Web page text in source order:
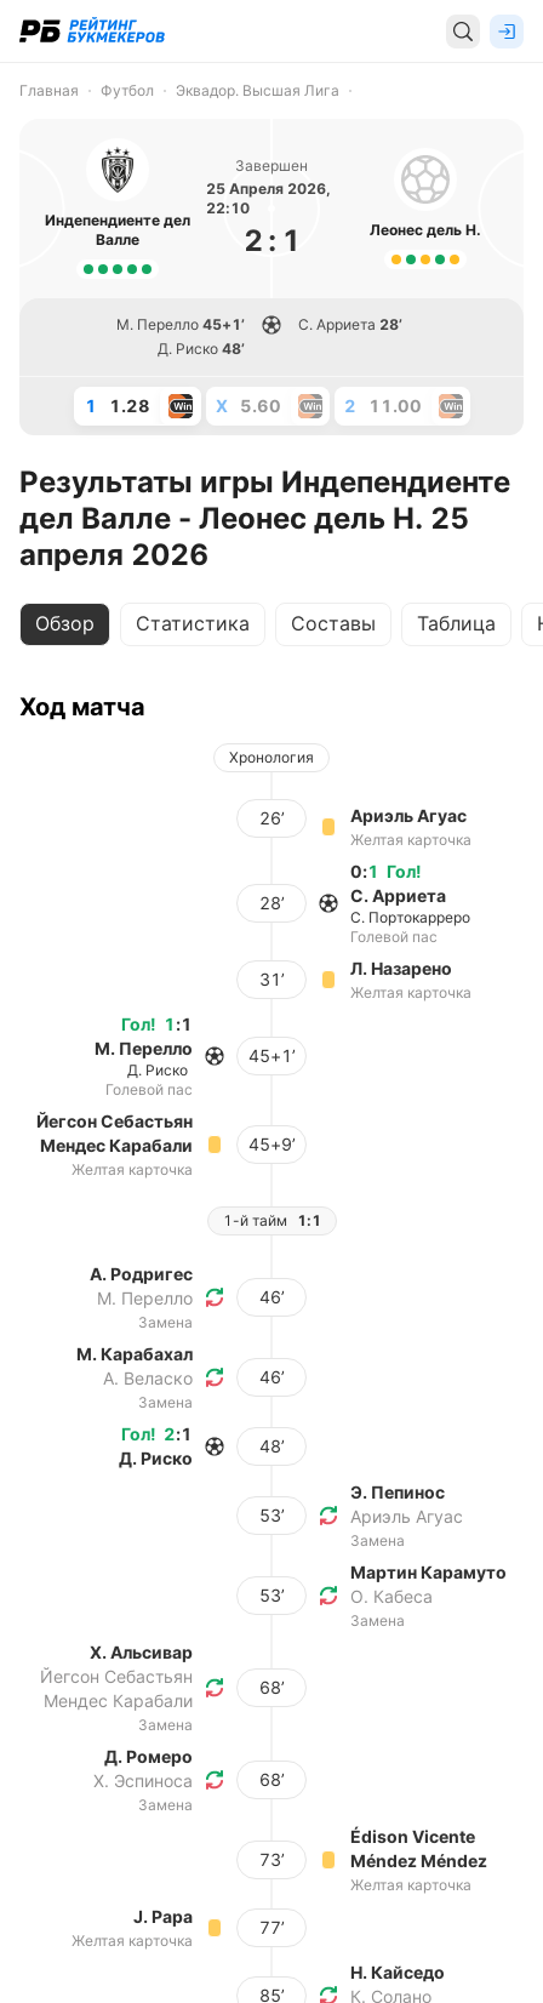
Главная Футбол Эквадор. Высшая Лига
Индепендиенте дел
Валле
Завершен
25 Апреля 2026,
22:10
2 : 1 Леонес дель Н.
М. Перелло 45+1’
Д. Риско 48’
С. Арриета 28’
1 1.28 X 5.60 2 11.00
Результаты игры Индепендиенте
дел Валле - Леонес дель Н. 25
апреля 2026
Обзор Статистика Составы Таблица
Ход матча
Хронология
26’ Ариэль Агуас
Желтая карточка
28’
Гол!
0:1
С. Арриета
С. Портокарреро
Голевой пас
31’
Л. Назарено
Желтая карточка
Гол! 1 :1
М. Перелло
Д. Риско
Голевой пас
45+1’
Йегсон Себастьян
Мендес Карабали
Желтая карточка
45+9’
1-й тайм 1:1
А. Родригес
М. Перелло
Замена
46’
М. Карабахал
А. Веласко
Замена
46’
Гол! 2:1
Д. Риско
48’
53’
Э. Пепинос
Ариэль Агуас
Замена
53’
Мартин Карамуто
О. Кабеса
Замена
Х. Альсивар
Йегсон Себастьян
Мендес Карабали
Замена
68’
Д. Ромеро
Х. Эспиноса
Замена
68’
73’
Édison Vicente
Méndez Méndez
Желтая карточка
J. Papa
Желтая карточка
77’
85’
Н. Кайседо
К. Солано